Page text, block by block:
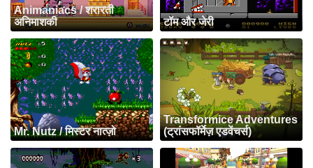
Animaniacs / शरारती
अनिमाशकी
टॉम और जेरी
Mr. Nutz / मिस्टर नात्ज़ो
Transformice Adventures
(ट्रांसफॉर्मेज़ एडवेंचर्स)